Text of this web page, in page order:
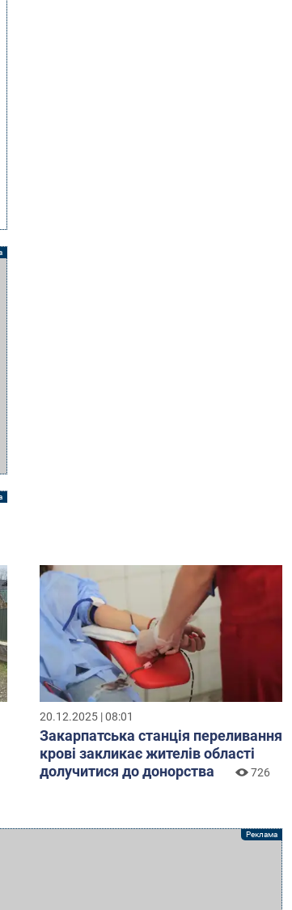
20.12.2025 | 08:01
Закарпатська станція переливання
крові закликає жителів області
долучитися до донорства
726